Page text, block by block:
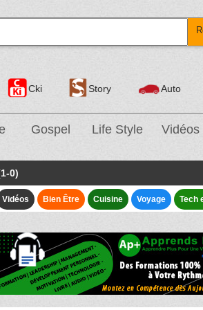
Cki Story Auto
Gospel Life Style Vidéos
0)
Vidéos Bien Être Cuisine Voyage Tech